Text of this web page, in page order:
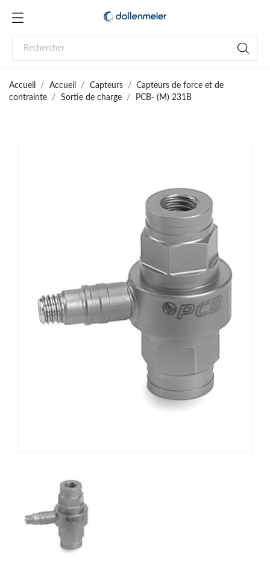
Accueil Accueil Capteurs
Capteurs de force et de
contrainte
Sortie de charge PCB- (M) 231B